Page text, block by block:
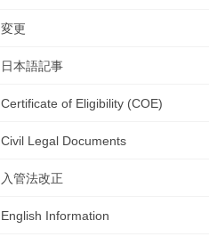
変更
日本語記事
Certificate of Eligibility (COE)
Civil Legal Documents
入管法改正
English Information